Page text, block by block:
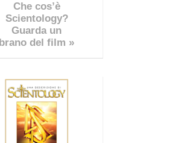
Che cos’è
Scientology?
Guarda un
brano del film »